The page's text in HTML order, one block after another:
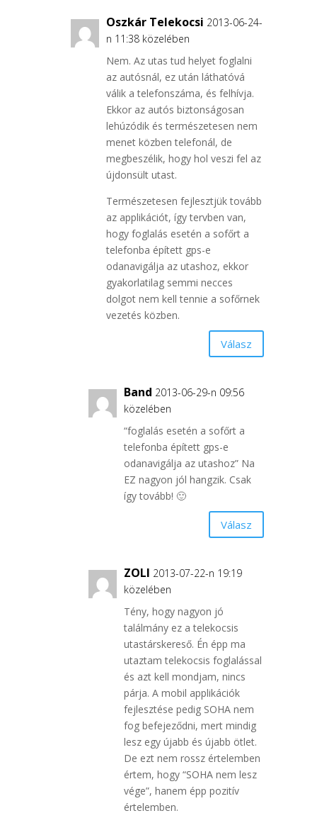
Oszkár Telekocsi 2013-06-24-
n 11:38 közelében
Nem. Az utas tud helyet foglalni
az autósnál, ez után láthatóvá
válik a telefonszáma, és felhívja.
Ekkor az autós biztonságosan
lehúzódik és természetesen nem
menet közben telefonál, de
megbeszélik, hogy hol veszi fel az
újdonsült utast.
Természetesen fejlesztjük tovább
az applikációt, így tervben van,
hogy foglalás esetén a sofőrt a
telefonba épített gps-e
odanavigálja az utashoz, ekkor
gyakorlatilag semmi necces
dolgot nem kell tennie a sofőrnek
vezetés közben.
Válasz
Band 2013-06-29-n 09:56
közelében
“foglalás esetén a sofőrt a
telefonba épített gps-e
odanavigálja az utashoz” Na
EZ nagyon jól hangzik. Csak
így tovább! 🙂
Válasz
ZOLI 2013-07-22-n 19:19
közelében
Tény, hogy nagyon jó
találmány ez a telekocsis
utastárskereső. Én épp ma
utaztam telekocsis foglalással
és azt kell mondjam, nincs
párja. A mobil applikációk
fejlesztése pedig SOHA nem
fog befejeződni, mert mindig
lesz egy újabb és újabb ötlet.
De ezt nem rossz értelemben
értem, hogy “SOHA nem lesz
vége”, hanem épp pozitív
értelemben.